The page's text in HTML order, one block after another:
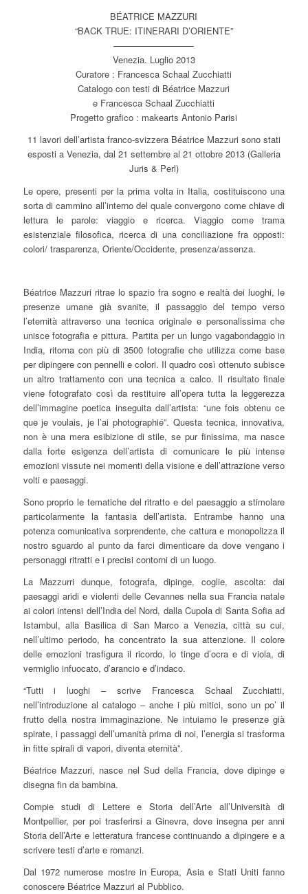
BÉATRICE MAZZURI
“BACK TRUE: ITINERARI D’ORIENTE”
—————————
Venezia. Luglio 2013
Curatore : Francesca Schaal Zucchiatti
Catalogo con testi di Béatrice Mazzuri
e Francesca Schaal Zucchiatti
Progetto grafico : makearts Antonio Parisi
11 lavori dell’artista franco-svizzera Béatrice Mazzuri sono stati
esposti a Venezia, dal 21 settembre al 21 ottobre 2013 (Galleria
Juris & Perl)
Le opere, presenti per la prima volta in Italia, costituiscono una
sorta di cammino all’interno del quale convergono come chiave di
lettura le parole: viaggio e ricerca. Viaggio come trama
esistenziale filosofica, ricerca di una conciliazione fra opposti:
colori/ trasparenza, Oriente/Occidente, presenza/assenza.
Béatrice Mazzuri ritrae lo spazio fra sogno e realtà dei luoghi, le
presenze umane già svanite, il passaggio del tempo verso
l’eternità attraverso una tecnica originale e personalissima che
unisce fotografia e pittura. Partita per un lungo vagabondaggio in
India, ritorna con più di 3500 fotografie che utilizza come base
per dipingere con pennelli e colori. Il quadro così ottenuto subisce
un altro trattamento con una tecnica a calco. Il risultato finale
viene fotografato così da restituire all’opera tutta la leggerezza
dell’immagine poetica inseguita dall’artista: “une fois obtenu ce
que je voulais, je l’ai photographié”. Questa tecnica, innovativa,
non è una mera esibizione di stile, se pur finissima, ma nasce
dalla forte esigenza dell’artista di comunicare le più intense
emozioni vissute nei momenti della visione e dell’attrazione verso
volti e paesaggi.
Sono proprio le tematiche del ritratto e del paesaggio a stimolare
particolarmente la fantasia dell’artista. Entrambe hanno una
potenza comunicativa sorprendente, che cattura e monopolizza il
nostro sguardo al punto da farci dimenticare da dove vengano i
personaggi ritratti e i precisi contorni di un luogo.
La Mazzurri dunque, fotografa, dipinge, coglie, ascolta: dai
paesaggi aridi e violenti delle Cevannes nella sua Francia natale
ai colori intensi dell’India del Nord, dalla Cupola di Santa Sofia ad
Istambul, alla Basilica di San Marco a Venezia, città su cui,
nell’ultimo periodo, ha concentrato la sua attenzione. Il colore
delle emozioni trasfigura il ricordo, lo tinge d’ocra e di viola, di
vermiglio infuocato, d’arancio e d’indaco.
“Tutti i luoghi – scrive Francesca Schaal Zucchiatti,
nell’introduzione al catalogo – anche i più mitici, sono un po’ il
frutto della nostra immaginazione. Ne intuiamo le presenze già
spirate, i passaggi dell’umanità prima di noi, l’energia si trasforma
in fitte spirali di vapori, diventa eternità”.
Béatrice Mazzuri, nasce nel Sud della Francia, dove dipinge e
disegna fin da bambina.
Compie studi di Lettere e Storia dell’Arte all’Università di
Montpellier, per poi trasferirsi a Ginevra, dove insegna per anni
Storia dell’Arte e letteratura francese continuando a dipingere e a
scrivere testi d’arte e romanzi.
Dal 1972 numerose mostre in Europa, Asia e Stati Uniti fanno
conoscere Béatrice Mazzuri al Pubblico.